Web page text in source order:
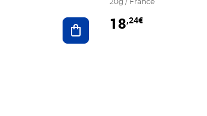
Ajouter au panier
20g / France
18,24€